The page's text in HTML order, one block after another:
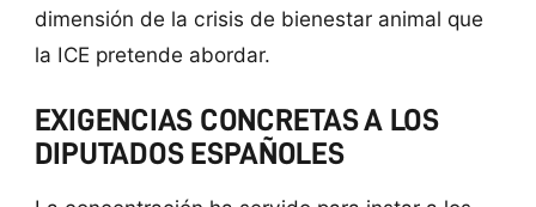
dimensión de la crisis de bienestar animal que
la ICE pretende abordar.
EXIGENCIAS CONCRETAS A LOS
DIPUTADOS ESPAÑOLES